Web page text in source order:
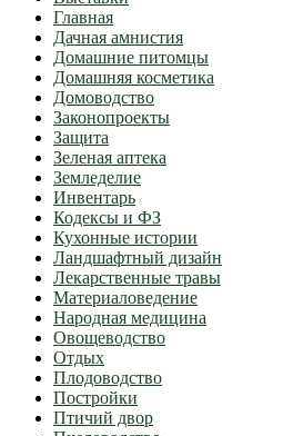
Главная
Дачная амнистия
Домашние питомцы
Домашняя косметика
Домоводство
Законопроекты
Защита
Зеленая аптека
Земледелие
Инвентарь
Кодексы и ФЗ
Кухонные истории
Ландшафтный дизайн
Лекарственные травы
Материаловедение
Народная медицина
Овощеводство
Отдых
Плодоводство
Постройки
Птичий двор